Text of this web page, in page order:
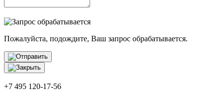
Пожалуйста, подождите, Ваш запрос обрабатывается.
+7 495 120-17-56